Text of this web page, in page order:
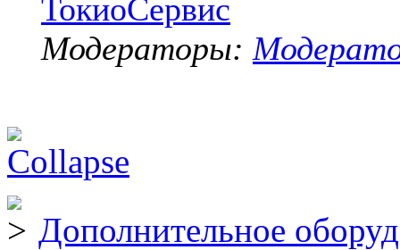
ТокиоСервис
Модераторы:
Дополнительное